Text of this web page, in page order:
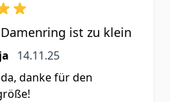
ist zu klein
14. November 2025
14.11.25
danke für den